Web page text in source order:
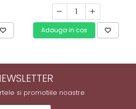
Adauga in cos
si promotiile noastre